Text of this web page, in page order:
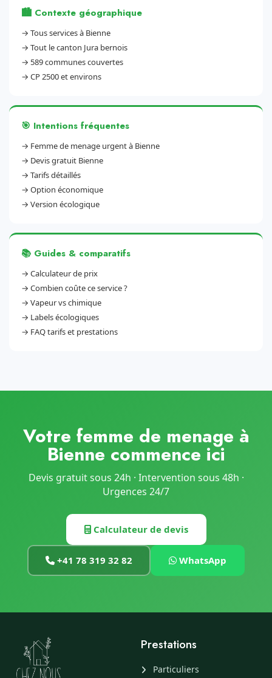
🏙️ Contexte géographique
→ Tous services à Bienne
→ Tout le canton Jura bernois
→ 589 communes couvertes
→ CP 2500 et environs
🎯 Intentions fréquentes
→ Femme de menage urgent à Bienne
→ Devis gratuit Bienne
→ Tarifs détaillés
→ Option économique
→ Version écologique
📚 Guides & comparatifs
→ Calculateur de prix
→ Combien coûte ce service ?
→ Vapeur vs chimique
→ Labels écologiques
→ FAQ tarifs et prestations
Votre femme de menage à
Bienne commence ici
Devis gratuit sous 24h · Intervention sous 48h ·
Urgences 24/7
Calculateur de devis
+41 78 319 32 82 WhatsApp
Prestations
Particuliers